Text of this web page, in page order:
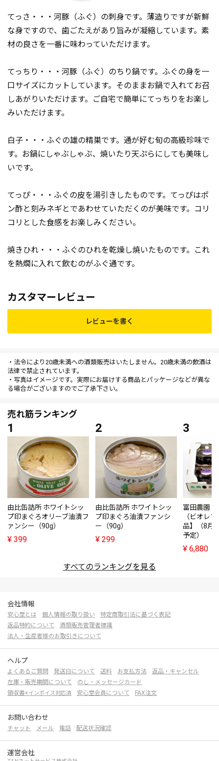
てっさ・・・河豚（ふぐ）の刺身です。薄造りですが新鮮
な身ですので、歯ごたえがあり旨みが凝縮しています。素
材の良さを一番に味わっていただけます。
てっちり・・・河豚（ふぐ）のちり鍋です。ふぐの身を一
口サイズにカットしています。そのままお鍋で入れてお召
しあがりいただけます。ご自宅で簡単にてっちりをお楽し
みいただけます。
白子・・・ふぐの雄の精巣です。通が好む旬の高級珍味で
す。お鍋にしゃぶしゃぶ、焼いたり天ぷらにしても美味し
いです。
てっぴ・・・ふぐの皮を湯引きしたものです。てっぴはポ
ン酢と刻みネギとであわせていただくのが美味です。コリ
コリとした食感をお楽しみください。
焼きひれ・・・ふぐのひれを乾燥し焼いたものです。これ
を熱燗に入れて飲むのがふぐ通です。
カスタマーレビュー
レビューを書く
・法令により20歳未満への酒類販売はいたしません。20歳未満の飲酒は
法律で禁止されています。
・写真はイメージです。実際にお届けする商品とパッケージなどが異な
る場合がございますのでご了承下さい。
売れ筋ランキング
由比缶詰所 ホワイトシッ
プ印まぐろオリーブ油漬フ
ァンシー（90g）
¥ 399
由比缶詰所 ホワイトシッ
プ印まぐろ油漬ファンシ
ー（90g）
¥ 299
富田農園
（ビオレ
品】（8月
予定）
¥ 6,880
すべてのランキングを見る
会社情報
安心堂とは 個人情報の取り扱い
特定商取引法に基づく表記
返品特約について
酒類販売管理者標識
法人・生産者様のお取引きについて
ヘルプ
よくあるご質問 発送日について 送料 お支払方法
返品・キャンセル
在庫・販売期間について
のし・メッセージカード
領収書※インボイス対応済 安心堂会員について FAX注文
お問い合わせ
チャット メール 電話 配送状況確認
運営会社